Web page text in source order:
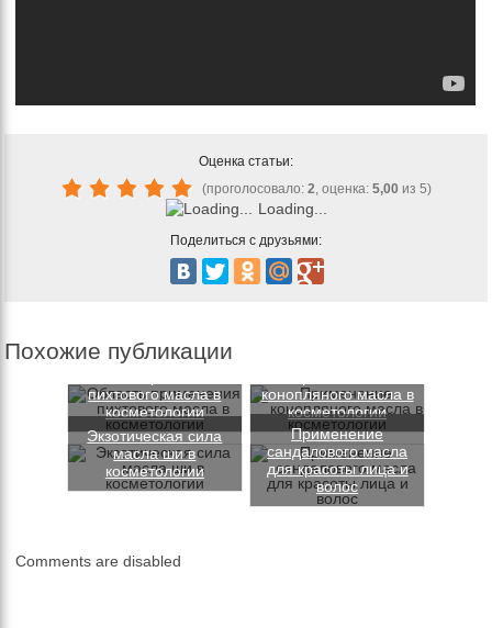
Оценка статьи:
(проголосовало: 2 , оценка: 5,00 из 5)
Loading...
Поделиться с друзьями:
Похожие публикации
пихтового масла в
косметологии
конопляного масла в
косметологии
Экзотическая сила
масла ши в
косметологии
Применение
сандалового масла
для красоты лица и
волос
Comments are disabled